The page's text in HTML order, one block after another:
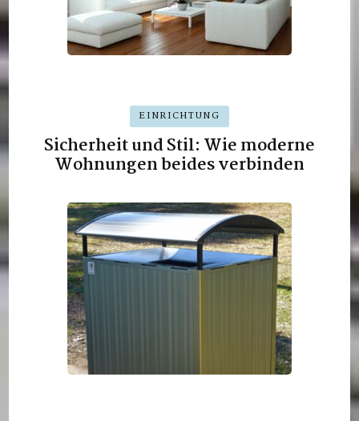
EINRICHTUNG
Sicherheit und Stil: Wie moderne
Wohnungen beides verbinden